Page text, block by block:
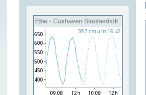
Elbe - Cuxhaven Steubenhöft